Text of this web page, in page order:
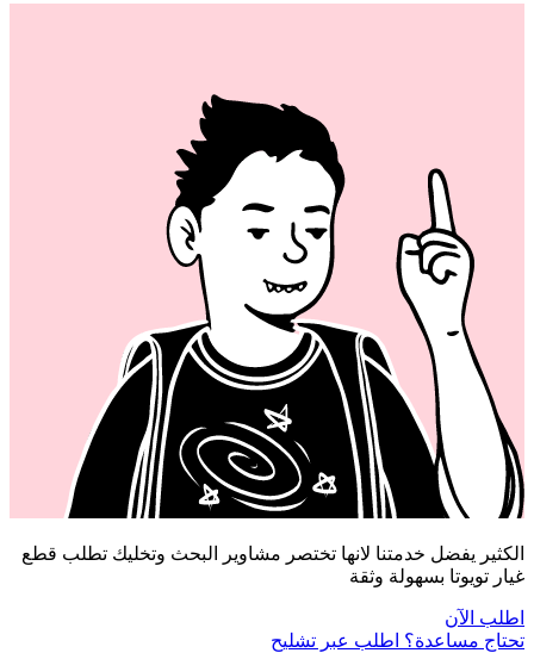
الكثير يفضل خدمتنا لانها تختصر مشاوير البحث وتخليك تطلب قطع
غيار تويوتا بسهولة وثقة
اطلب الآن
تحتاج مساعدة؟ اطلب عبر تشليح